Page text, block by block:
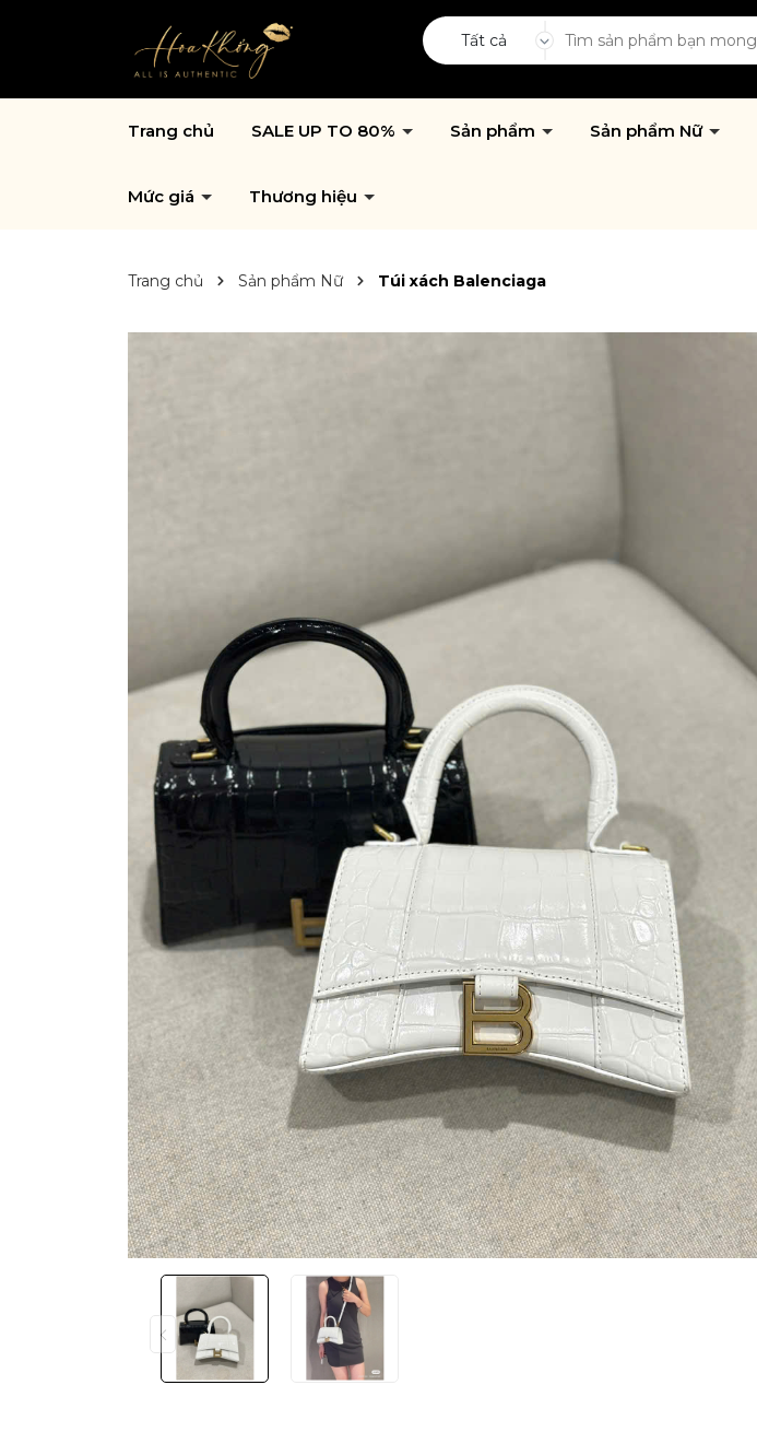
Tất cả
Trang chủ SALE UP TO 80% Sản phẩm Sản phẩm Nữ
Mức giá Thương hiệu
Trang chủ Sản phẩm Nữ Túi xách Balenciaga